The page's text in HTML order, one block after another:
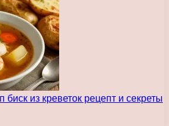
биск из креветок рецепт и секреты